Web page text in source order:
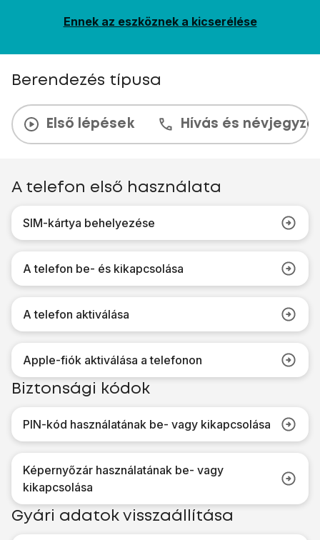
Ennek az eszköznek a kicserélése
Berendezés típusa
Első lépések Hívás és
A telefon első használata
SIM-kártya behelyezése
A telefon be- és kikapcsolása
A telefon aktiválása
Apple-fiók aktiválása a telefonon
Biztonsági kódok
PIN-kód használatának be- vagy kikapcsolása
Képernyőzár használatának be- vagy
kikapcsolása
Gyári adatok visszaállítása